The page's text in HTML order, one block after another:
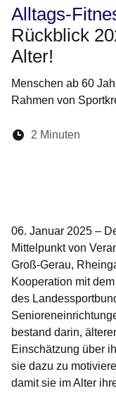
Alltags-
Rückblick
Alter!
Menschen ab 60
Rahmen von
Lesedauer:
2 Minuten
06. Januar 2025 –
Mittelpunkt von
Groß-Gerau,
Kooperation mit
des
bestand darin,
Einschätzung über
sie dazu zu
damit sie im Alter